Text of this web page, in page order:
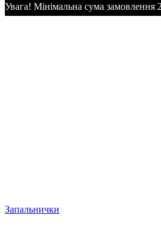
Увага! Мінімальна сума замовлення
Запальнички